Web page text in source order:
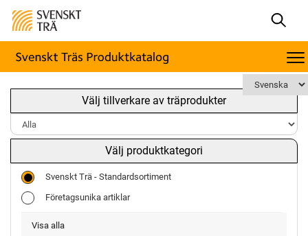
Välj tillverkare av träprodukter
Välj produktkategori
Svenskt Trä - Standardsortiment
Företagsunika artiklar
Visa alla